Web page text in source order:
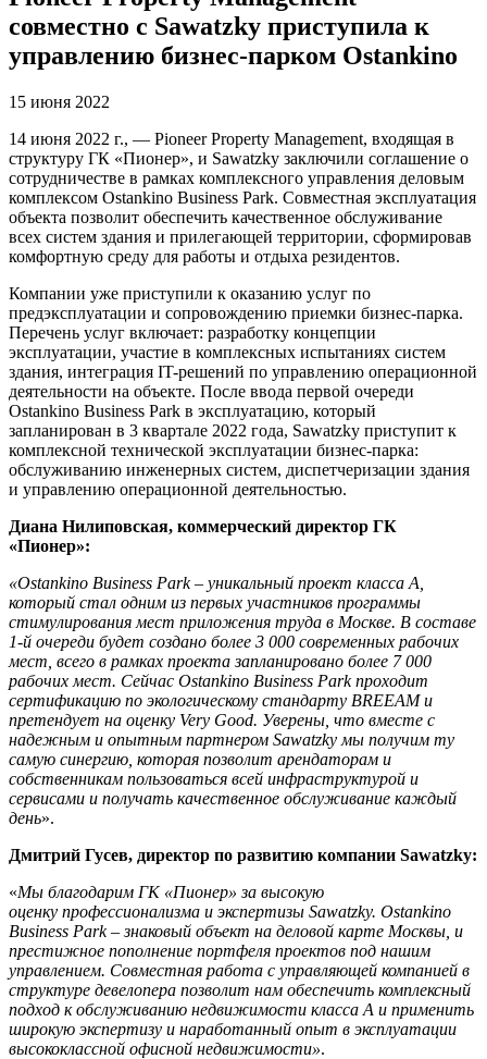
совместно с Sawatzky приступила к
управлению бизнес-парком Ostankino
15 июня 2022
14 июня 2022 г., — Pioneer Property Management, входящая в
структуру ГК «Пионер», и Sawatzky заключили соглашение о
сотрудничестве в рамках комплексного управления деловым
комплексом Ostankino Business Park. Совместная эксплуатация
объекта позволит обеспечить качественное обслуживание
всех систем здания и прилегающей территории, сформировав
комфортную среду для работы и отдыха резидентов.
Компании уже приступили к оказанию услуг по
предэксплуатации и сопровождению приемки бизнес-парка.
Перечень услуг включает: разработку концепции
эксплуатации, участие в комплексных испытаниях систем
здания, интеграция IT-решений по управлению операционной
деятельности на объекте. После ввода первой очереди
Ostankino Business Park в эксплуатацию, который
запланирован в 3 квартале 2022 года, Sawatzky приступит к
комплексной технической эксплуатации бизнес-парка:
обслуживанию инженерных систем, диспетчеризации здания
и управлению операционной деятельностью.
Диана Нилиповская, коммерческий директор ГК
«Пионер»:
«Ostankino Business Park – уникальный проект класса А,
который стал одним из первых участников программы
стимулирования мест приложения труда в Москве. В составе
1-й очереди будет создано более 3 000 современных рабочих
мест, всего в рамках проекта запланировано более 7 000
рабочих мест. Сейчас Ostankino Business Park проходит
сертификацию по экологическому стандарту BREEAM и
претендует на оценку Very Good. Уверены, что вместе с
надежным и опытным партнером Sawatzky мы получим ту
самую синергию, которая позволит арендаторам и
собственникам пользоваться всей инфраструктурой и
сервисами и получать качественное обслуживание каждый
день».
Дмитрий Гусев, директор по развитию компании Sawatzky:
«Мы благодарим ГК «Пионер» за высокую
оценку профессионализма и экспертизы Sawatzky. Ostankino
Business Park – знаковый объект на деловой карте Москвы, и
престижное пополнение портфеля проектов под нашим
управлением. Совместная работа с управляющей компанией в
структуре девелопера позволит нам обеспечить комплексный
подход к обслуживанию недвижимости класса А и применить
широкую экспертизу и наработанный опыт в эксплуатации
высококлассной офисной недвижимости».